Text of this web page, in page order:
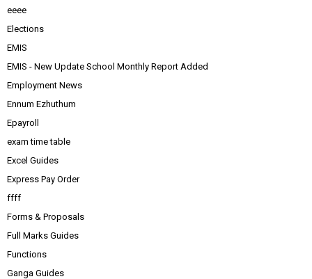
eeee
Elections
EMIS
EMIS - New Update School Monthly Report Added
Employment News
Ennum Ezhuthum
Epayroll
exam time table
Excel Guides
Express Pay Order
ffff
Forms & Proposals
Full Marks Guides
Functions
Ganga Guides